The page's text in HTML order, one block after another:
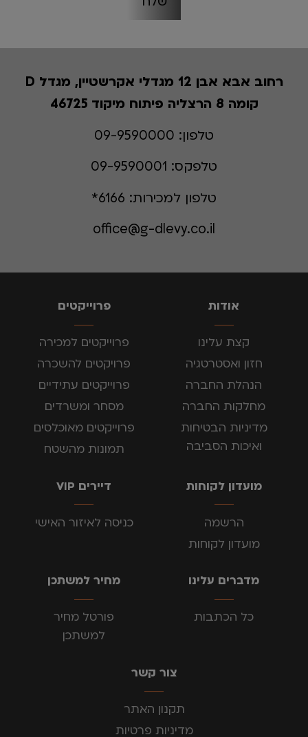
טלפון:
טלפקס:
טלפון למכירות:
office@g-dlevy.co.il
רחוב אבא אבן 12 מגדלי אקרשטיין, מגדל D
קומה 8 הרצליה פיתוח מיקוד 46725
אודות
קצת עלינו
חזון ואסטרטגיה
הנהלת החברה
מחלקות החברה
מדיניות הבטיחות
ואיכות הסביבה
פרוייקטים
פרוייקטים למכירה
פרויקטים להשכרה
פרוייקטים עתידיים
מסחר ומשרדים
פרוייקטים מאוכלסים
תמונות מהשטח
מועדון לקוחות
הרשמה
מועדון לקוחות
דיירים VIP
כניסה לאיזור האישי
מדברים עלינו
כל הכתבות
מחיר למשתכן
פורטל מחיר
למשתכן
צור קשר
תקנון האתר
מדיניות פרטיות